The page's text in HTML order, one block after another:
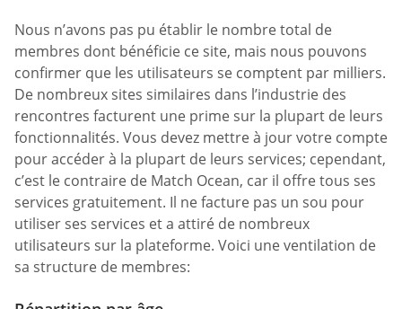
Nous n’avons pas pu établir le nombre total de
membres dont bénéficie ce site, mais nous pouvons
confirmer que les utilisateurs se comptent par milliers.
De nombreux sites similaires dans l’industrie des
rencontres facturent une prime sur la plupart de leurs
fonctionnalités. Vous devez mettre à jour votre compte
pour accéder à la plupart de leurs services; cependant,
c’est le contraire de Match Ocean, car il offre tous ses
services gratuitement. Il ne facture pas un sou pour
utiliser ses services et a attiré de nombreux
utilisateurs sur la plateforme. Voici une ventilation de
sa structure de membres: